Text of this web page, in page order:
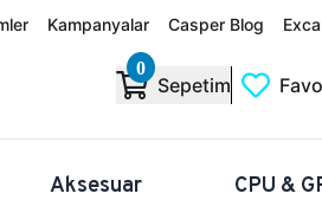
Kampanyalar Casper Blog
0
Sepetim
Aksesuar CPU &